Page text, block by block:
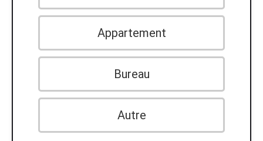
Appartement
Bureau
Autre